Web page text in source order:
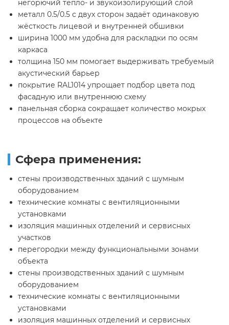
негорючий тепло- и звукоизолирующий слой
металл 0.5/0.5 с двух сторон задаёт одинаковую
жёсткость лицевой и внутренней обшивки
ширина 1000 мм удобна для раскладки по осям
каркаса
толщина 150 мм помогает выдерживать требуемый
акустический барьер
покрытие RAL1014 упрощает подбор цвета под
фасадную или внутреннюю схему
панельная сборка сокращает количество мокрых
процессов на объекте
Сфера применения:
стены производственных зданий с шумным
оборудованием
технические комнаты с вентиляционными
установками
изоляция машинных отделений и сервисных
участков
перегородки между функциональными зонами
объекта
стены производственных зданий с шумным
оборудованием
технические комнаты с вентиляционными
установками
изоляция машинных отделений и сервисных